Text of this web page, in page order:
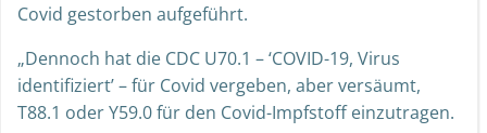
Covid gestorben aufgeführt.
„Dennoch hat die CDC U70.1 – ‘COVID-19, Virus
identifiziert’ – für Covid vergeben, aber versäumt,
T88.1 oder Y59.0 für den Covid-Impfstoffeinzutragen.